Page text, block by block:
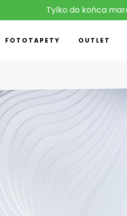
Tylko do końca
FOTOTAPETY OUTLET